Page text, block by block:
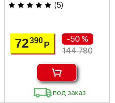
(5)
72390 Р
-50 %
144 780
под заказ